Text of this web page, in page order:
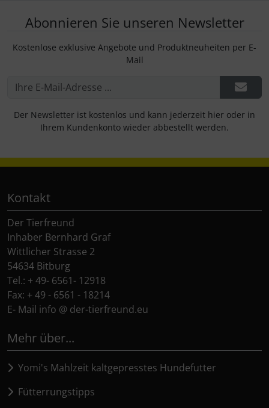
Abonnieren Sie unseren Newsletter
Kostenlose exklusive Angebote und Produktneuheiten per E-
Mail
Der Newsletter ist kostenlos und kann jederzeit hier oder in
Ihrem Kundenkonto wieder abbestellt werden.
Kontakt
Der Tierfreund
Inhaber Bernhard Graf
Wittlicher Strasse 2
54634 Bitburg
Tel.: + 49- 6561- 12918
Fax: + 49 - 6561 - 18214
E- Mail info @ der-tierfreund.eu
Mehr über...
Yomi's Mahlzeit kaltgepresstes Hundefutter
Fütterrungstipps
Rinti Sensible
Ungezieferschutz am Tier